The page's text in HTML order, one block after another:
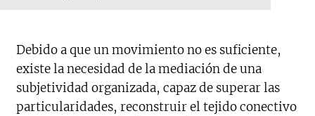
Debido a que un movimiento no es suficiente,
existe la necesidad de la mediación de una
subjetividad organizada, capaz de superar las
particularidades, reconstruir el tejido conectivo